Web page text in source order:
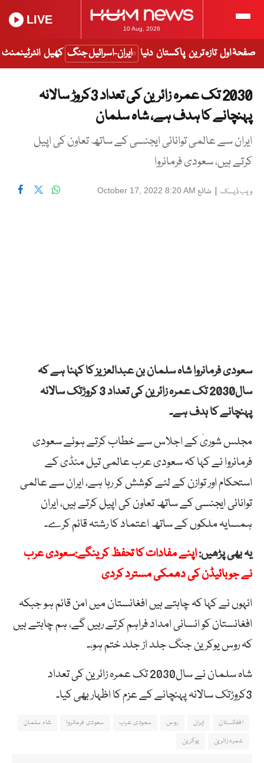
10 Aug, 2026
LIVE
صفحۂ اول تازہ ترین پاکستان دنیا ایران-اسرائیل جنگ کھیل انٹرٹینمنٹ
2030 تک عمرہ زائرین کی تعداد 3کروڑ سالانہ
پہنچانے کا ہدف ہے، شاہ سلمان
ایران سے عالمی توانائی ایجنسی کے ساتھ تعاون کی اپیل
کرتے ہیں، سعودی فرمانروا
ویب ڈیسک | شائع October 17, 2022 8:20 AM
سعودی فرمانروا شاہ سلمان بن عبدالعزیز کا کہنا ہے کہ
سال2030 تک عمرہ زائرین کی تعداد 3 کروڑتک سالانہ
پہنچانے کا ہدف ہے۔
مجلس شوریٰ کے اجلاس سے خطاب کرتے ہوئے سعودی
فرمانروا نے کہا کہ سعودی عرب عالمی تیل منڈی کے
استحکام اور توازن کے لئے کوشش کر رہا ہے، ایران سے عالمی
توانائی ایجنسی کے ساتھ تعاون کی اپیل کرتے ہیں، ایران
ہمسایہ ملکوں کے ساتھ اعتماد کا رشتہ قائم کرے۔
یہ بھی پڑھیں:اپنے مفادات کا تحفظ کرینگے:سعودی عرب
نے جوبائیڈن کی دھمکی مسترد کردی
انہوں نے کہا کہ چاہتے ہیں افغانستان میں امن قائم ہو جبکہ
افغانستان کو انسانی امداد فراہم کرتے رہیں گے، ہم چاہتے ہیں
کہ روس یوکرین جنگ جلد از جلد ختم ہو،۔
شاہ سلمان نے سال2030 تک عمرہ زائرین کی تعداد
3کروڑتک سالانہ پہنچانے کے عزم کا اظہار بھی کیا۔
افغانستان ایران روس سعودی عرب سعودی فرمانروا
شاہ سلمان
عمرہ زائرین
یوکرین